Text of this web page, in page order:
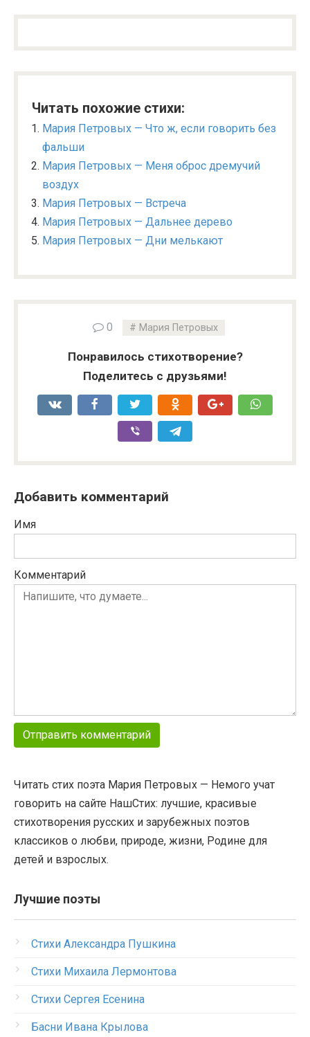
Читать похожие стихи:
Мария Петровых — Что ж, если говорить без
фальши
Мария Петровых — Меня оброс дремучий
воздух
Мария Петровых — Встреча
Мария Петровых — Дальнее дерево
Мария Петровых — Дни мелькают
0 Мария Петровых
Понравилось стихотворение?
Поделитесь с друзьями!
Добавить комментарий
Имя
Комментарий
Читать стих поэта Мария Петровых — Немого учат
говорить на сайте НашСтих: лучшие, красивые
стихотворения русских и зарубежных поэтов
классиков о любви, природе, жизни, Родине для
детей и взрослых.
Лучшие поэты
Стихи Александра Пушкина
Стихи Михаила Лермонтова
Стихи Сергея Есенина
Басни Ивана Крылова